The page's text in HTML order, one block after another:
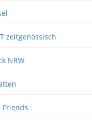
zeitgenössisch
NRW
Friends